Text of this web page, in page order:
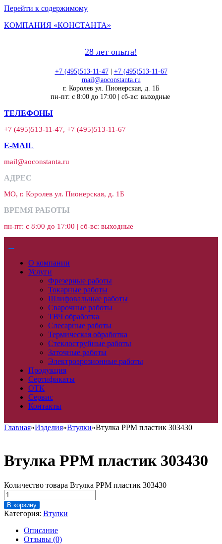
Перейти к содержимому
КОМПАНИЯ «КОНСТАНТА»
28 лет опыта!
+7 (495)513-11-47| +7 (495)513-11-67
mail@aoconstanta.ru
г. Королев ул. Пионерская, д. 1Б
пн-пт: с 8:00 до 17:00 | сб-вс: выходные
ТЕЛЕФОНЫ
+7 (495)513-11-47, +7 (495)513-11-67
E-MAIL
mail@aoconstanta.ru
АДРЕС
МО, г. Королев ул. Пионерская, д. 1Б
ВРЕМЯ РАБОТЫ
пн-пт: с 8:00 до 17:00 | сб-вс: выходные
О компании
Услуги
Фрезерные работы
Токарные работы
Шлифовальные работы
Сварочные работы
ТВЧ обработка
Слесарные работы
Термическая обработка
Стеклоструйные работы
Заточные работы
Электроэрозионные работы
Продукция
Сертификаты
ОТК
Сервис
Контакты
Главная»Изделия»Втулки»Втулка PPM пластик 303430
Втулка PPM пластик 303430
Количество товара Втулка PPM пластик 303430
В корзину
Категория: Втулки
Описание
Отзывы (0)